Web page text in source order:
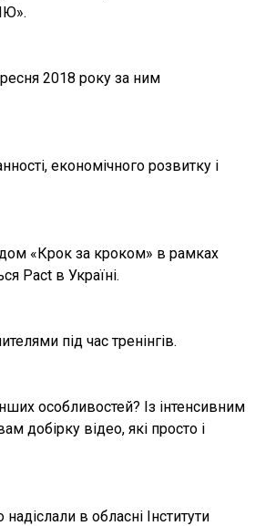
2018 року за ним
економічного розвитку і
«Крок за кроком» в рамках
Pact в Україні.
під час тренінгів.
особливостей? Із інтенсивним
добірку відео, які просто і
в обласні Інститути